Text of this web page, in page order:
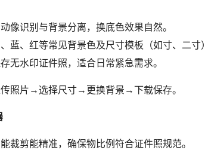
像识别与背景分离，换底色效果自然。
蓝、红等常见背景色及尺寸模板（如寸、二寸
无水印证件照，适合日常紧急需求。
传照片→选择尺寸→更换背景→下载保存。
裁剪能精准，确保物比例符合证件照规范。